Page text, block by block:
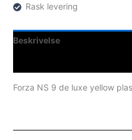
Rask levering
Beskrivelse
Forza NS 9 de luxe yellow